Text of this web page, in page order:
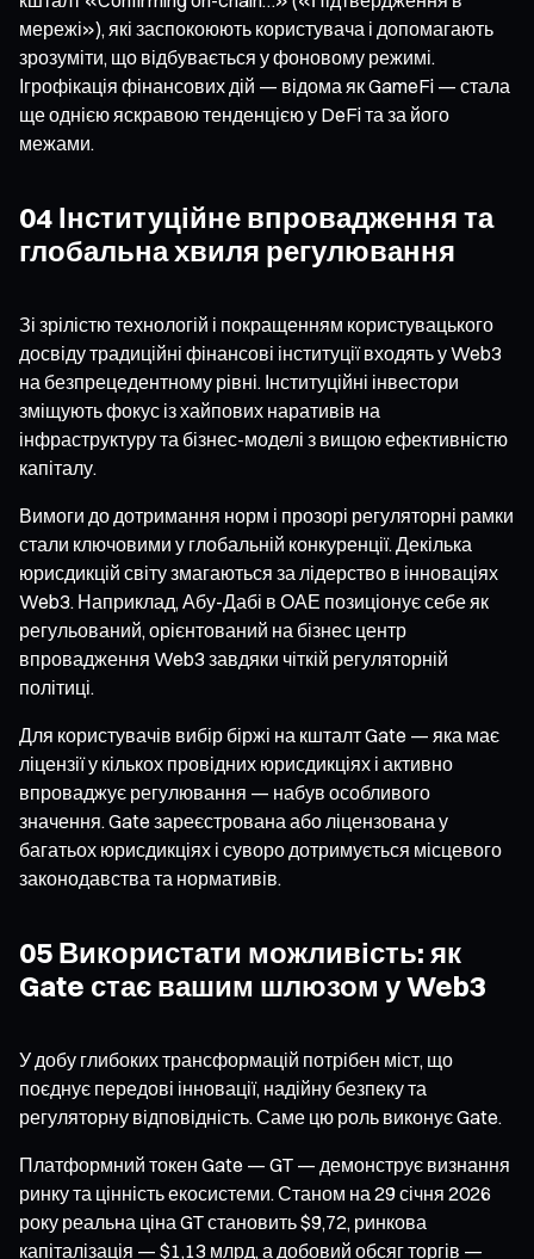
мережі»), які заспокоюють користувача і допомагають
зрозуміти, що відбувається у фоновому режимі.
Ігрофікація фінансових дій — відома як GameFi — стала
ще однією яскравою тенденцією у DeFi та за його
межами.
04 Інституційне впровадження та
глобальна хвиля регулювання
Зі зрілістю технологій і покращенням користувацького
досвіду традиційні фінансові інституції входять у Web3
на безпрецедентному рівні. Інституційні інвестори
зміщують фокус із хайпових наративів на
інфраструктуру та бізнес-моделі з вищою ефективністю
капіталу.
Вимоги до дотримання норм і прозорі регуляторні рамки
стали ключовими у глобальній конкуренції. Декілька
юрисдикцій світу змагаються за лідерство в інноваціях
Web3. Наприклад, Абу-Дабі в ОАЕ позиціонує себе як
регульований, орієнтований на бізнес центр
впровадження Web3 завдяки чіткій регуляторній
політиці.
Для користувачів вибір біржі на кшталт Gate — яка має
ліцензії у кількох провідних юрисдикціях і активно
впроваджує регулювання — набув особливого
значення. Gate зареєстрована або ліцензована у
багатьох юрисдикціях і суворо дотримується місцевого
законодавства та нормативів.
05 Використати можливість: як
Gate стає вашим шлюзом у Web3
У добу глибоких трансформацій потрібен міст, що
поєднує передові інновації, надійну безпеку та
регуляторну відповідність. Саме цю роль виконує Gate.
Платформний токен Gate — GT — демонструє визнання
ринку та цінність екосистеми. Станом на 29 січня 2026
року реальна ціна GT становить $9,72, ринкова
капіталізація — $1,13 млрд, а добовий обсяг торгів —